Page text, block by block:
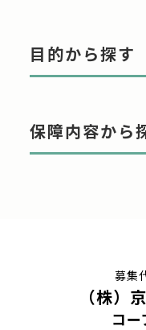
目的から探す
保障内容から
募集
（株）
コ